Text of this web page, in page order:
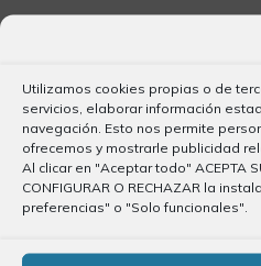
Utilizamos cookies propias o de
servicios, elaborar información
navegación. Esto nos permite
ofrecemos y mostrarle publicidad
Al clicar en "Aceptar todo" ACEPTA
CONFIGURAR O RECHAZAR la
preferencias" o "Solo funcionales".
PERMANENTE por
Galán. Catedrática